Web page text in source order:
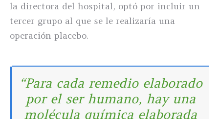
la directora del hospital, optó por incluir un
tercer grupo al que se le realizaría una
operación placebo.
“Para cada remedio elaborado
por el ser humano, hay una
molécula química elaborada